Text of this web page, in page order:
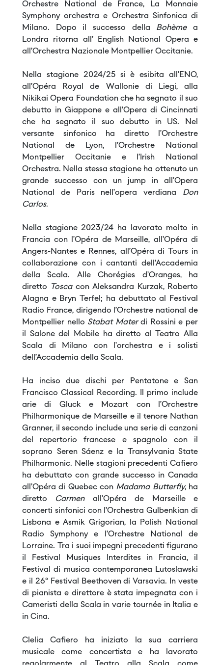
Orchestre National de France, La Monnaie
Symphony orchestra e Orchestra Sinfonica di
Milano. Dopo il successo della Bohèmea
Londra ritorna all’ English National Opera e
all’Orchestra Nazionale Montpellier Occitanie.
Nella stagione 2024/25 si è esibita all’ENO,
all’Opéra Royal de Wallonie di Liegi, alla
Nikikai Opera Foundation che ha segnato il suo
debutto in Giappone e all’Opera di Cincinnati
che ha segnato il suo debutto in US. Nel
versante sinfonico ha diretto l’Orchestre
National de Lyon, l’Orchestre National
Montpellier Occitanie e l’Irish National
Orchestra. Nella stessa stagione ha ottenuto un
grande successo con un jump in all’Opera
National de Paris nell’opera verdiana Don
Carlos.
Nella stagione 2023/24 ha lavorato molto in
Francia con l’Opéra de Marseille, all’Opéra di
Angers-Nantes e Rennes, all’Opéra di Tours in
collaborazione con i cantanti dell’Accademia
della Scala. Alle Chorégies d’Oranges, ha
diretto
Tosca con Aleksandra Kurzak, Roberto
Alagna e Bryn Terfel; ha debuttato al Festival
Radio France, dirigendo l’Orchestre national de
Montpellier nello Stabat Materdi Rossini e per
il Salone del Mobile ha diretto al Teatro Alla
Scala di Milano con l’orchestra e i solisti
dell’Accademia della Scala.
Ha inciso due dischi per Pentatone e San
Francisco Classical Recording. Il primo include
arie di Gluck e Mozart con l’Orchestre
Philharmonique de Marseille e il tenore Nathan
Granner, il secondo include una serie di canzoni
del repertorio francese e spagnolo con il
soprano Seren Sáenz e la Transylvania State
Philharmonic. Nelle stagioni precedenti Cafiero
ha debuttato con grande successo in Canada
all’Opéra di Quebec con Madama Butterfly, ha
diretto Carmen all’Opéra de Marseille e
concerti sinfonici con l’Orchestra Gulbenkian di
Lisbona e Asmik Grigorian, la Polish National
Radio Symphony e l’Orchestre National de
Lorraine. Tra i suoi impegni precedenti figurano
il Festival Musiques Interdites in Francia, il
Festival di musica contemporanea Lutoslawski
e il 26° Festival Beethoven di Varsavia. In veste
di pianista e direttore è stata impegnata con i
Cameristi della Scala in varie tournée in Italia e
in Cina.
Clelia Cafiero ha iniziato la sua carriera
musicale come concertista e ha lavorato